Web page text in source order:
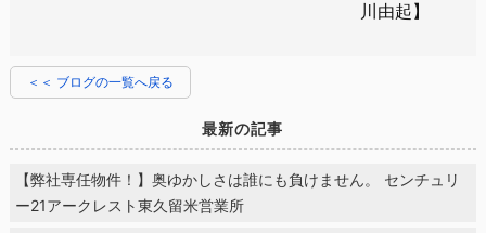
川由起】
＜＜ ブログの一覧へ戻る
最新の記事
【弊社専任物件！】奥ゆかしさは誰にも負けません。 センチュリ
ー21アークレスト東久留米営業所